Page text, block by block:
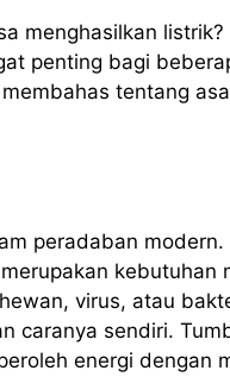
menghasilkan listrik?
penting bagi
tentang
peradaban modern.
kebutuhan
virus, atau
caranya sendiri.
energi dengan